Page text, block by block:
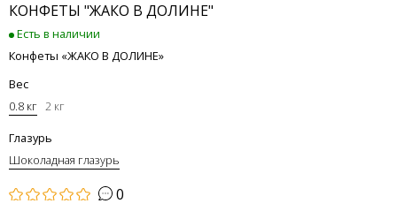
КОНФЕТЫ "ЖАКО В ДОЛИНЕ"
Есть в наличии
Конфеты «ЖАКО В ДОЛИНЕ»
Вес
0.8 кг 2 кг
Глазурь
Шоколадная глазурь
0